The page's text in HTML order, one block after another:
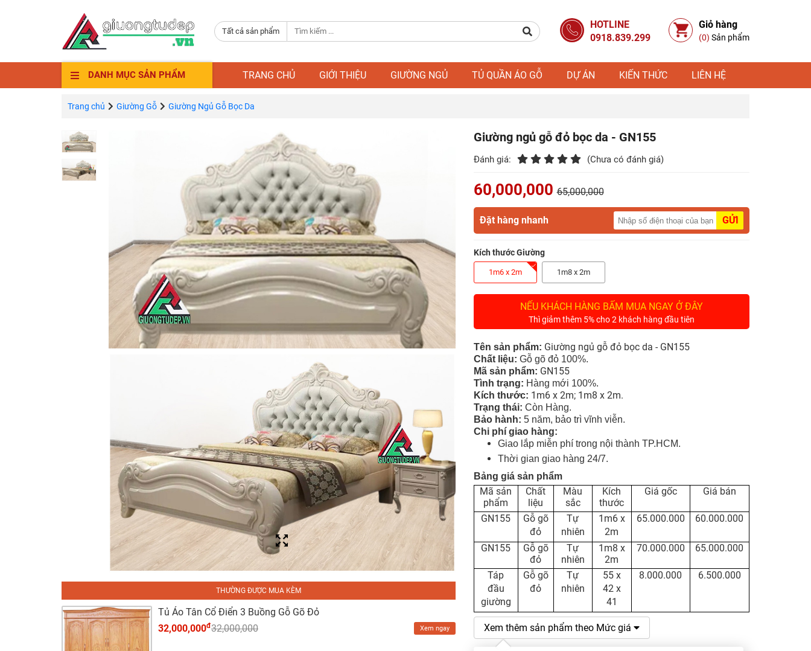
Tất cả sản phẩm
HOTLINE
0918.839.299
Giỏ hàng
(0) Sản phẩm
DANH MỤC SẢN PHẨM TRANG CHỦ GIỚI THIỆU GIƯỜNG NGỦ TỦ QUẦN ÁO GỖ DỰ ÁN KIẾN THỨC LIÊN HỆ
Trang chủ Giường Gỗ Giường Ngủ Gỗ Bọc Da
THƯỜNG ĐƯỢC MUA KÈM
Tủ Áo Tân Cổ Điển 3 Buồng Gỗ Gõ Đỏ
32,000,000đ32,000,000 Xem ngay
Giường ngủ gỗ đỏ bọc da - GN155
Đánh giá: (Chưa có đánh giá)
60,000,00065,000,000
Đặt hàng nhanh GỬI
Kích thước Giường
1m6 x 2m 1m8 x 2m
NẾU KHÁCH HÀNG BẤM MUA NGAY Ở ĐÂY
Thì giảm thêm 5% cho 2 khách hàng đầu tiên
Tên sản phẩm: Giường ngủ gỗ đỏ bọc da - GN155
Chất liệu: Gỗ gõ đỏ 100%.
Mã sản phẩm: GN155
Tình trạng: Hàng mới 100%.
Kích thước: 1m6 x 2m; 1m8 x 2m.
Trạng thái: Còn Hàng.
Bảo hành: 5 năm, bảo trì vĩnh viễn.
Chi phí giao hàng:
Giao lắp miễn phí trong nội thành TP.HCM.
Thời gian giao hàng 24/7.
Bảng giá sản phẩm
Mã sản
phẩm
Chất
liệu
Màu
sắc
Kích
thước
Giá gốc Giá bán
GN155
Gỗ gõ
đỏ
Tự
nhiên
1m6 x
2m
65.000.000 60.000.000
GN155
Gỗ gõ
đỏ
Tự
nhiên
1m8 x
2m
70.000.000 65.000.000
Táp
đầu
giường
Gỗ gõ
đỏ
Tự
nhiên
55 x
42 x
41
8.000.000 6.500.000
Xem thêm sản phẩm theo Mức giá